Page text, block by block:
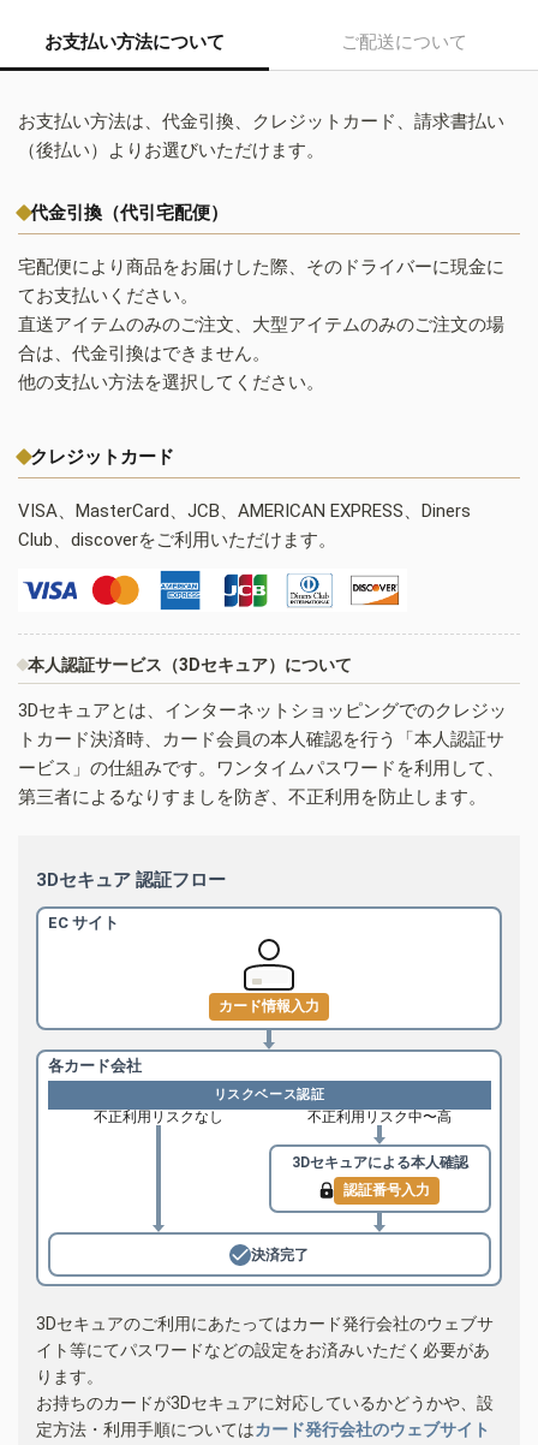
お支払い方法について ご配送について
お支払い方法は、代金引換、クレジットカード、請求書払い
（後払い）よりお選びいただけます。
代金引換（代引宅配便）
宅配便により商品をお届けした際、そのドライバーに現金に
てお支払いください。
直送アイテムのみのご注文、大型アイテムのみのご注文の場
合は、代金引換はできません。
他の支払い方法を選択してください。
クレジットカード
VISA、MasterCard、JCB、AMERICAN EXPRESS、Diners
Club、discoverをご利用いただけます。
本人認証サービス（3Dセキュア）について
3Dセキュアとは、インターネットショッピングでのクレジッ
トカード決済時、カード会員の本人確認を行う「本人認証サ
ービス」の仕組みです。ワンタイムパスワードを利用して、
第三者によるなりすましを防ぎ、不正利用を防止します。
3Dセキュア 認証フロー
EC サイト
カード情報入力
各カード会社
リスクベース認証
不正利用リスクなし 不正利用リスク中〜高
3Dセキュアによる本人確認
認証番号入力
決済完了
3Dセキュアのご利用にあたってはカード発行会社のウェブサ
イト等にてパスワードなどの設定をお済みいただく必要があ
ります。
お持ちのカードが3Dセキュアに対応しているかどうかや、設
定方法・利用手順についてはカード発行会社のウェブサイト